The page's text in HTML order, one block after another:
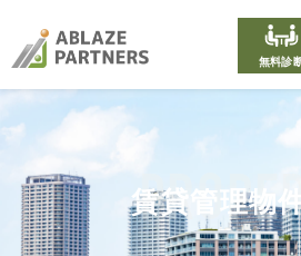
無料診
賃貸管理物